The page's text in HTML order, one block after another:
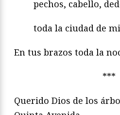
pechos, cabello,
toda la ciudad de
En tus brazos toda la
***
Querido Dios de los